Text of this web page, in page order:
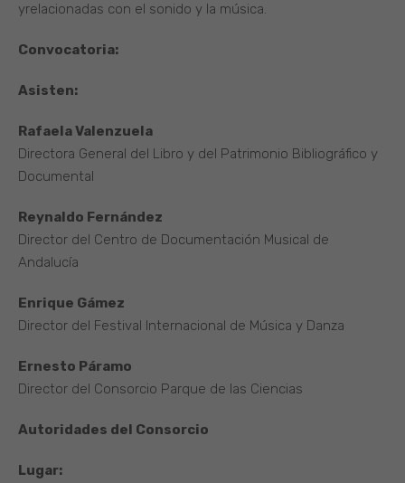
yrelacionadas con el sonido y la música.
Convocatoria:
Asisten:
Rafaela Valenzuela
Directora General del Libro y del Patrimonio Bibliográfico y
Documental
Reynaldo Fernández
Director del Centro de Documentación Musical de
Andalucía
Enrique Gámez
Director del Festival Internacional de Música y Danza
Ernesto Páramo
Director del Consorcio Parque de las Ciencias
Autoridades del Consorcio
Lugar: